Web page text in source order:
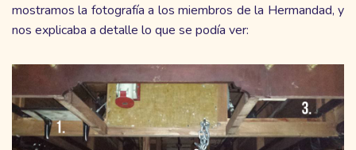
mostramos la fotografía a los miembros de la Hermandad, y
nos explicaba a detalle lo que se podía ver: